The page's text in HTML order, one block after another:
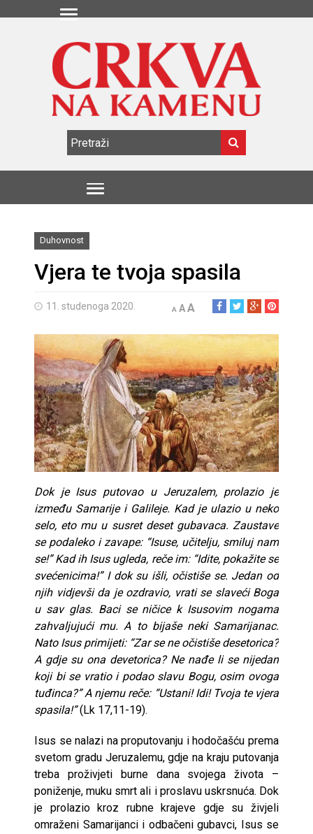
Duhovnost
Vjera te tvoja spasila
11. studenoga 2020. A AA
Dok je Isus putovao u Jeruzalem, prolazio je
između Samarije i Galileje. Kad je ulazio u neko
selo, eto mu u susret deset gubavaca. Zaustave
se podaleko i zavape: “Isuse, učitelju, smiluj nam
se!” Kad ih Isus ugleda, reče im: “Idite, pokažite se
svećenicima!” I dok su išli, očistiše se. Jedan od
njih vidjevši da je ozdravio, vrati se slaveći Boga
u sav glas. Baci se ničice k Isusovim nogama
zahvaljujući mu. A to bijaše neki Samarijanac.
Nato Isus primijeti: “Zar se ne očistiše desetorica?
A gdje su ona devetorica? Ne nađe li se nijedan
koji bi se vratio i podao slavu Bogu, osim ovoga
tuđinca?” A njemu reče: “Ustani! Idi! Tvoja te vjera
spasila!”(Lk 17,11-19).
Isus se nalazi na proputovanju i hodočašću prema
svetom gradu Jeruzalemu, gdje na kraju putovanja
treba proživjeti burne dana svojega života –
poniženje, muku smrt ali i proslavu uskrsnuća. Dok
je prolazio kroz rubne krajeve gdje su živjeli
omraženi Samarijanci i odbačeni gubavci, Isus se